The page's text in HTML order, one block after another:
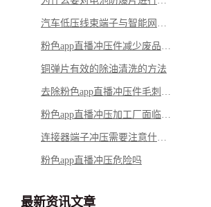
铜弹片有效的除油清洗的方法
粉色app直播冲压危险吗
最新资讯文章